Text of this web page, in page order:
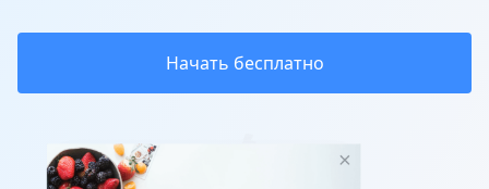
Начать бесплатно